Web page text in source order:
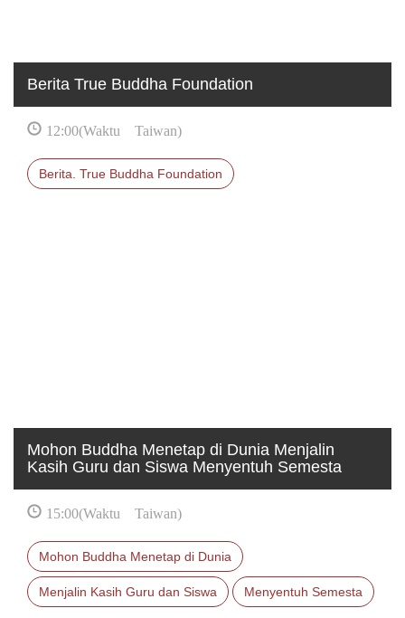
Berita True Buddha Foundation
12:00(Waktu Taiwan)
Berita. True Buddha Foundation
Mohon Buddha Menetap di Dunia Menjalin
Kasih Guru dan Siswa Menyentuh Semesta
15:00(Waktu Taiwan)
Mohon Buddha Menetap di Dunia
Menjalin Kasih Guru dan Siswa Menyentuh Semesta